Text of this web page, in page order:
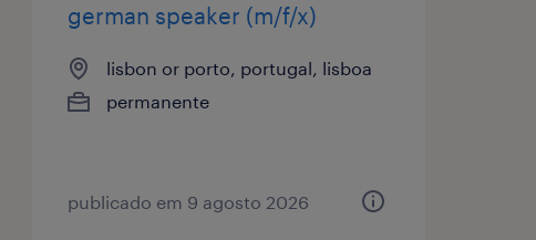
german speaker (m/f/x)
lisbon or porto, portugal, lisboa
permanente
publicado em 9 agosto 2026